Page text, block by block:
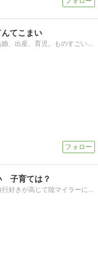
てこまい
子育ては？